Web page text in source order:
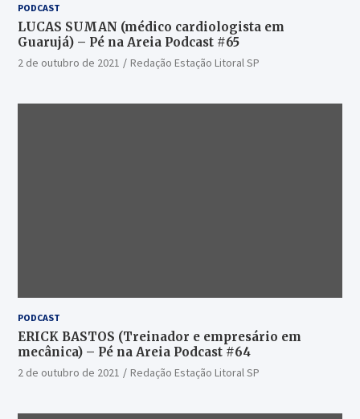
PODCAST
LUCAS SUMAN (médico cardiologista em
Guarujá) – Pé na Areia Podcast #65
2 de outubro de 2021 Redação Estação Litoral SP
PODCAST
ERICK BASTOS (Treinador e empresário em
mecânica) – Pé na Areia Podcast #64
2 de outubro de 2021 Redação Estação Litoral SP